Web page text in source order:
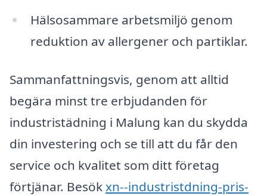
Hälsosammare arbetsmiljö genom
reduktion av allergener och partiklar.
Sammanfattningsvis, genom att alltid
begära minst tre erbjudanden för
industristädning i Malung kan du skydda
din investering och se till att du får den
service och kvalitet som ditt företag
förtjänar. Besökxn--industristdning-pris-